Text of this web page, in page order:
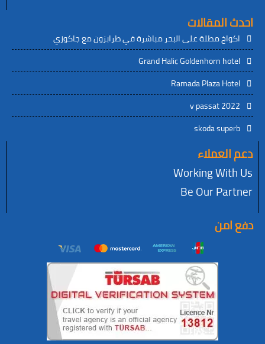
مطلة على البحر مباشرة في طرابزون مع جاكوزي
Grand Halic Goldenhorn
Ramada Plaza
v passat
skoda
Working
Be Our